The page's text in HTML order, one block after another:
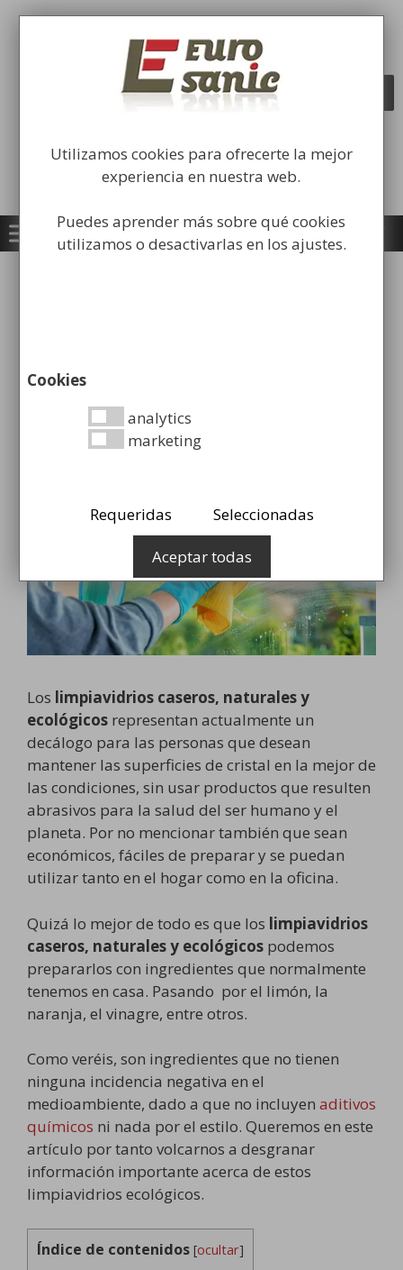
Saltar
Fabricación y comercialización de
equipamiento para la higiene industrial
Búsqueda
de
el hogar o la oficina
11 octubre, 2021porChristian Herrero
Los limpiavidrios caseros, naturales y
ecológicos representan actualmente un
decálogo para las personas que desean
mantener las superficies de cristal en la mejor de
las condiciones, sin usar productos que resulten
abrasivos para la salud del ser humano y el
planeta. Por no mencionar también que sean
económicos, fáciles de preparar y se puedan
utilizar tanto en el hogar como en la oficina.
Quizá lo mejor de todo es que los limpiavidrios
caseros, naturales y ecológicos podemos
prepararlos con ingredientes que normalmente
tenemos en casa. Pasando por el limón, la
naranja, el vinagre, entre otros.
Como veréis, son ingredientes que no tienen
ninguna incidencia negativa en el
medioambiente, dado a que no incluyen aditivos
químicos ni nada por el estilo. Queremos en este
artículo por tanto volcarnos a desgranar
información importante acerca de estos
limpiavidrios ecológicos.
Índice de contenidos [ocultar]
Utilizamos cookies para ofrecerte la mejor
experiencia en nuestra web.
Puedes aprender más sobre qué cookies
utilizamos o desactivarlas en los ajustes.
Cookies
analytics
marketing
Requeridas Seleccionadas
Aceptar todas